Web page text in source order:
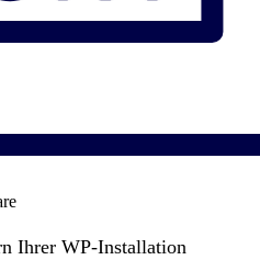
Ihrer WP-Installation